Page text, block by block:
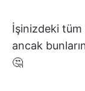
İşinizdeki tüm
ancak
🤔